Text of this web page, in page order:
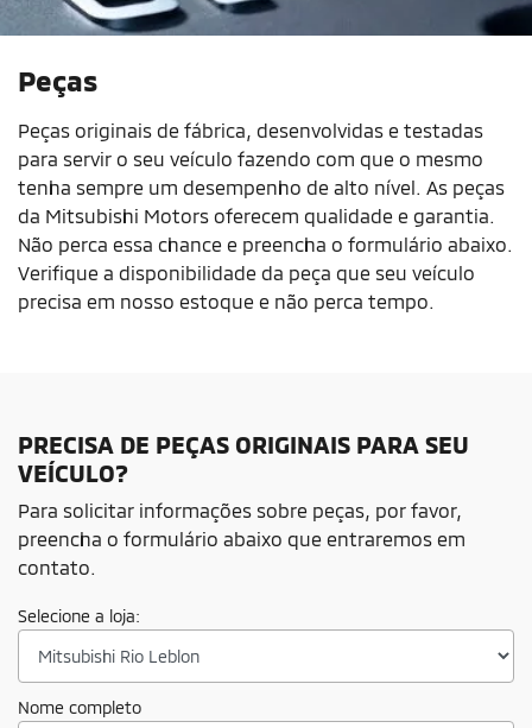
Peças
Peças originais de fábrica, desenvolvidas e testadas
para servir o seu veículo fazendo com que o mesmo
tenha sempre um desempenho de alto nível. As peças
da Mitsubishi Motors oferecem qualidade e garantia.
Não perca essa chance e preencha o formulário abaixo.
Verifique a disponibilidade da peça que seu veículo
precisa em nosso estoque e não perca tempo.
PRECISA DE PEÇAS ORIGINAIS PARA SEU
VEÍCULO?
Para solicitar informações sobre peças, por favor,
preencha o formulário abaixo que entraremos em
contato.
Selecione a loja:
Nome completo